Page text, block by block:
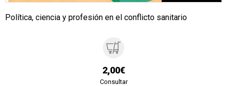
Política, ciencia y profesión en el conflicto sanitario
2,00€
Consultar